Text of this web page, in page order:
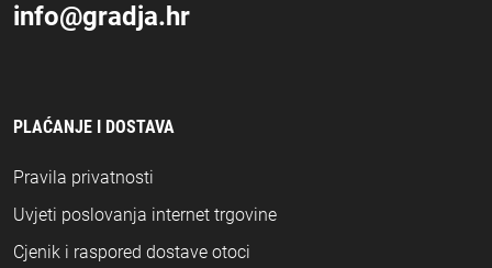
info@gradja.hr
PLAĆANJE I DOSTAVA
Pravila privatnosti
Uvjeti poslovanja internet trgovine
Cjenik i raspored dostave otoci